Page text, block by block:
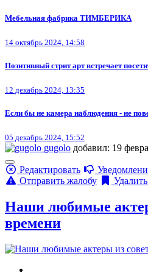
Мебельная фабрика ТИМБЕРИКА
14 октябрь 2024, 14:58
Позитивный стрит арт встречает
12 декабрь 2024, 13:35
Если бы не камера наблюдения - не
05 декабрь 2024, 15:52
gugolo добавил: 19
Редактировать
Отправить жалобу
Наши любимые
времени